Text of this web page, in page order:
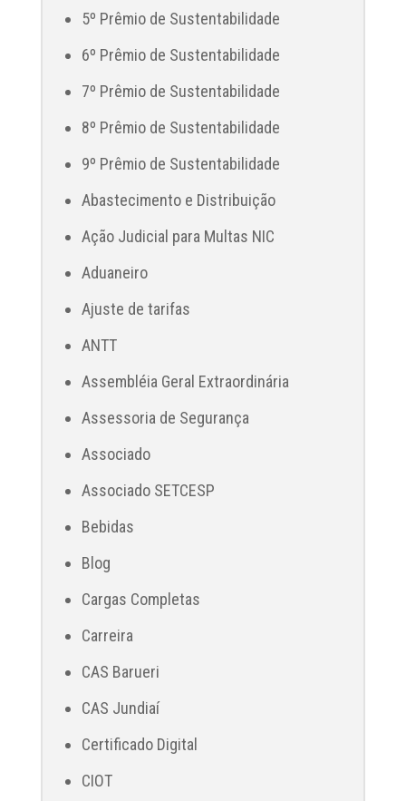
5º Prêmio de Sustentabilidade
6º Prêmio de Sustentabilidade
7º Prêmio de Sustentabilidade
8º Prêmio de Sustentabilidade
9º Prêmio de Sustentabilidade
Abastecimento e Distribuição
Ação Judicial para Multas NIC
Aduaneiro
Ajuste de tarifas
ANTT
Assembléia Geral Extraordinária
Assessoria de Segurança
Associado
Associado SETCESP
Bebidas
Blog
Cargas Completas
Carreira
CAS Barueri
CAS Jundiaí
Certificado Digital
CIOT